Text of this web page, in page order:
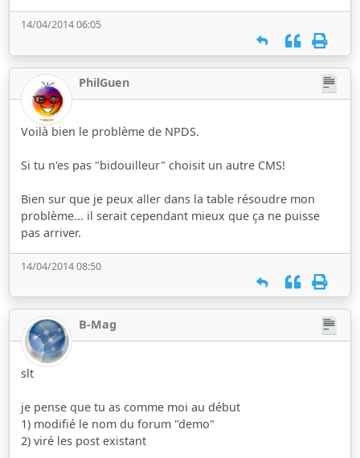
14/04/2014 06:05
PhilGuen
Voilà bien le problème de NPDS.
Si tu n'es pas "bidouilleur" choisit un autre CMS!
Bien sur que je peux aller dans la table résoudre mon
problème... il serait cependant mieux que ça ne puisse
pas arriver.
14/04/2014 08:50
B-Mag
slt
je pense que tu as comme moi au début
1) modifié le nom du forum "demo"
2) viré les post existant